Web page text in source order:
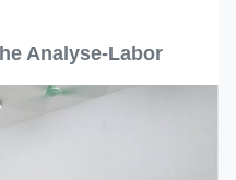
Analyse-Labor